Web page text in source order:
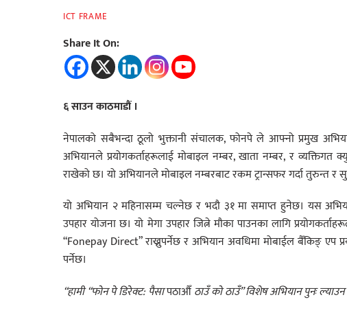
ICT FRAME
Share It On:
६ साउन काठमाडौं ।
नेपालको सबैभन्दा ठूलो भुक्तानी संचालक, फोनपे ले आफ्नो प्रमुख
अभियानले प्रयोगकर्ताहरूलाई मोबाइल नम्बर, खाता नम्बर, र
राखेको छ। यो अभियानले मोबाइल नम्बरबाट रकम ट्रान्सफर गर्दा तुरुन्त
यो अभियान २ महिनासम्म चल्नेछ र भदौ ३१ मा समाप्त हुनेछ। यस
उपहार योजना छ। यो मेगा उपहार जित्ने मौका पाउनका लागि
“Fonepay Direct” राख्नुपर्नेछ र अभियान अवधिमा मोबाईल बैँकिङ् एप
पर्नेछ।
“हामी “फोन पेडिरेक्ट: पैसापठाऔँठाउँको ठाउँ” विशेषअभियानपुनःल्याउन